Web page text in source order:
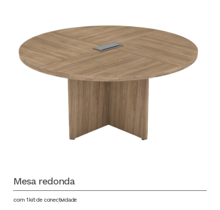
Mesa redonda
com 1 kit de conectividade